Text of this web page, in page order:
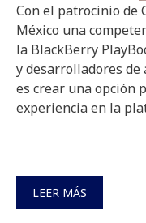
Con el patrocinio de
México una
la BlackBerry
y desarrolladores de
es crear una opción
experiencia en la
LEER MÁS